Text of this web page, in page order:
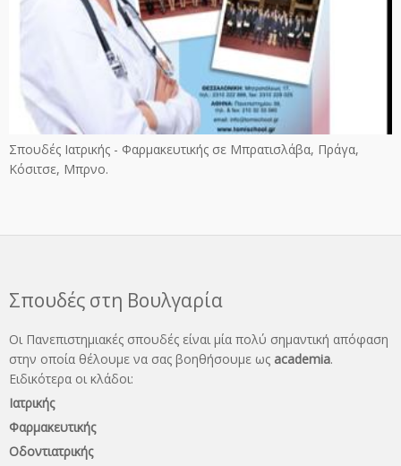
Σπουδές Ιατρικής - Φαρμακευτικής σε Μπρατισλάβα, Πράγα,
Κόσιτσε, Μπρνο.
Σπουδές στη Βουλγαρία
Οι Πανεπιστημιακές σπουδές είναι μία πολύ σημαντική απόφαση
στην οποία θέλουμε να σας βοηθήσουμε ως academia.
Ειδικότερα οι κλάδοι:
Ιατρικής
Φαρμακευτικής
Οδοντιατρικής